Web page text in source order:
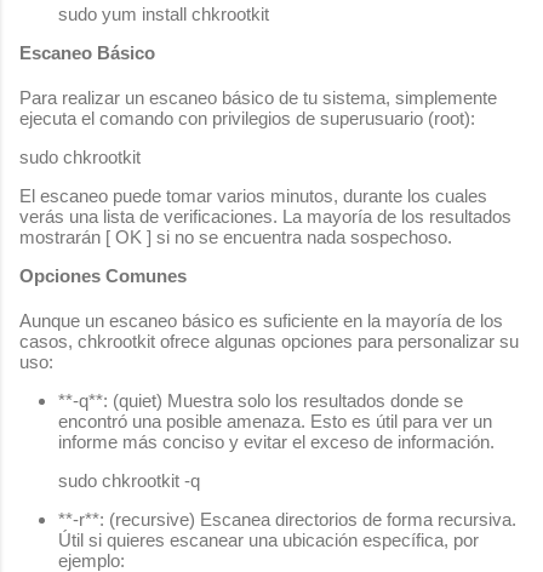
Escaneo Básico
Para realizar un escaneo básico de tu sistema, simplemente
ejecuta el comando con privilegios de superusuario (root):
El escaneo puede tomar varios minutos, durante los cuales
verás una lista de verificaciones. La mayoría de los resultados
mostrarán [ OK ] si no se encuentra nada sospechoso.
Opciones Comunes
Aunque un escaneo básico es suficiente en la mayoría de los
casos, chkrootkit ofrece algunas opciones para personalizar su
uso:
**-q**: (quiet) Muestra solo los resultados donde se
encontró una posible amenaza. Esto es útil para ver un
informe más conciso y evitar el exceso de información.
**-r**: (recursive) Escanea directorios de forma recursiva.
Útil si quieres escanear una ubicación específica, por
ejemplo: